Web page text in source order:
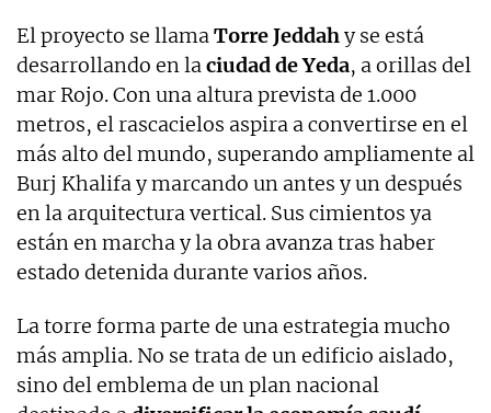
El proyecto se llamaTorre Jeddahy se está
desarrollando en laciudad de Yeda, a orillas del
mar Rojo. Con una altura prevista de 1.000
metros, el rascacielos aspira a convertirse en el
más alto del mundo, superando ampliamente al
Burj Khalifa y marcando un antes y un después
en la arquitectura vertical. Sus cimientos ya
están en marcha y la obra avanza tras haber
estado detenida durante varios años.
La torre forma parte de una estrategia mucho
más amplia. No se trata de un edificio aislado,
sino del emblema de un plan nacional